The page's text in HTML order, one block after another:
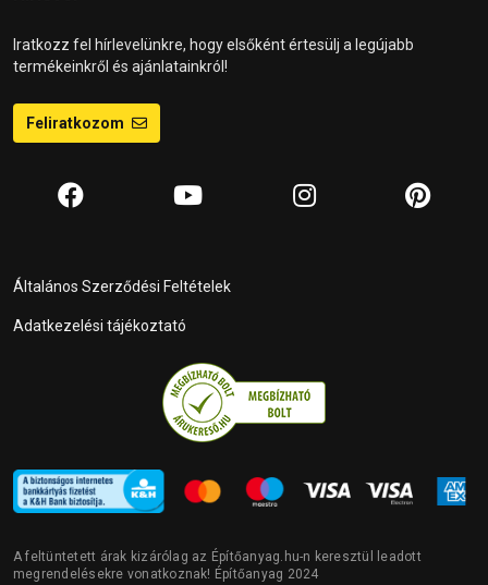
Iratkozz fel hírlevelünkre, hogy elsőként értesülj a legújabb
termékeinkről és ajánlatainkról!
Feliratkozom
Általános Szerződési Feltételek
Adatkezelési tájékoztató
A feltüntetett árak kizárólag az Építőanyag.hu-n keresztül leadott
megrendelésekre vonatkoznak! Építőanyag 2024